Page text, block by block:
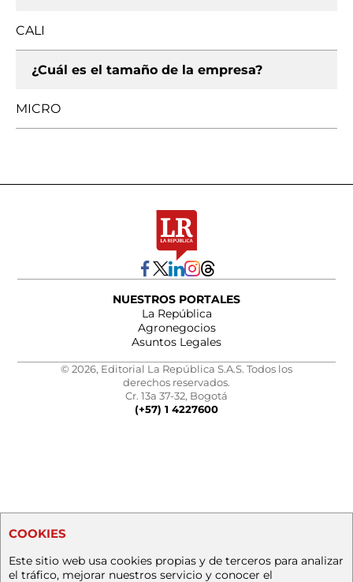
CALI
¿Cuál es el tamaño de la empresa?
MICRO
NUESTROS PORTALES
La República
Agronegocios
Asuntos Legales
© 2026, Editorial La República S.A.S. Todos los
derechos reservados.
Cr. 13a 37-32, Bogotá
(+57) 1 4227600
COOKIES
Este sitio web usa cookies propias y de terceros para analizar
el tráfico, mejorar nuestros servicio y conocer el